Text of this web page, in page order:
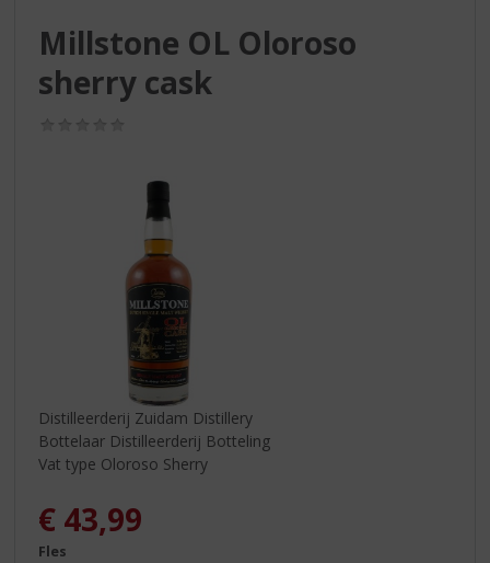
Millstone OL Oloroso
sherry cask
Distilleerderij Zuidam Distillery
Bottelaar Distilleerderij Botteling
Vat type Oloroso Sherry
€ 43,99
Fles